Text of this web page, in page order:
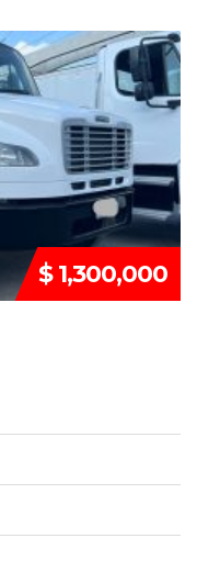
DISPONIBLE
$ 1,300,000